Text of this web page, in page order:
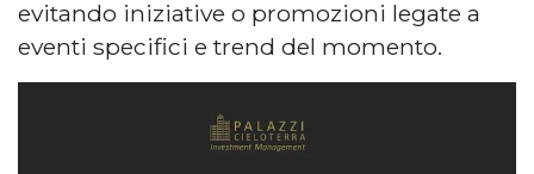
evitando iniziative o promozioni legate a
eventi specifici e trend del momento.